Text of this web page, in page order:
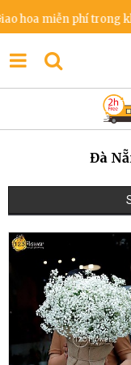
hoa miễn phí trong khu
Đà